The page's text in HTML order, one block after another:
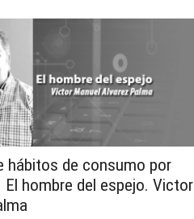
hábitos de consumo por
El hombre del espejo. Victor